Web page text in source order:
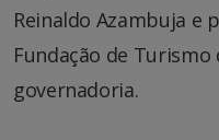
Reinaldo Azambuja e
Fundação de Turismo
governadoria.